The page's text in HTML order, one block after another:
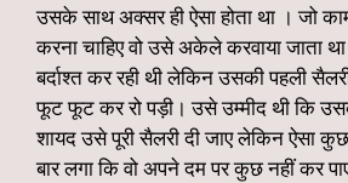
उसके साथ अक्सर ही ऐसा होता था । जो
करना चाहिए वो उसे अकेले करवाया जाता
बर्दाश्त कर रही थी लेकिन उसकी पहली
फूट फूट कर रो पड़ी। उसे उम्मीद थी कि
शायद उसे पूरी सैलरी दी जाए लेकिन ऐसा
बार लगा कि वो अपने दम पर कुछ नहीं कर